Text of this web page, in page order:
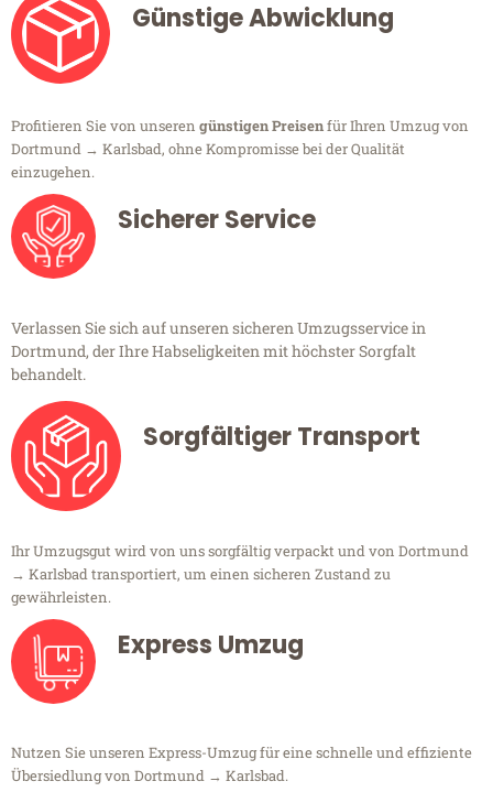
Günstige Abwicklung
Profitieren Sie von unseren günstigen Preisenfür Ihren Umzug von
Dortmund → Karlsbad, ohne Kompromisse bei der Qualität
einzugehen.
Sicherer Service
Verlassen Sie sich auf unseren sicheren Umzugsservice in
Dortmund, der Ihre Habseligkeiten mit höchster Sorgfalt
behandelt.
Sorgfältiger Transport
Ihr Umzugsgut wird von uns sorgfältig verpackt und von Dortmund
→ Karlsbad transportiert, um einen sicheren Zustand zu
gewährleisten.
Express Umzug
Nutzen Sie unseren Express-Umzug für eine schnelle und effiziente
Übersiedlung von Dortmund → Karlsbad.